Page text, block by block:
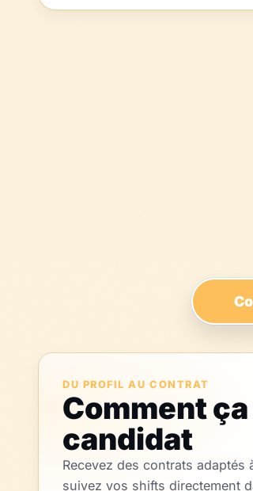
DU PROFIL AU CONTRAT
Comment
candidat
Recevez des contrats
suivez vos shifts directement